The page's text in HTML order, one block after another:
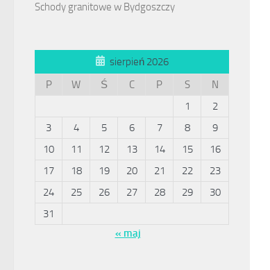
Schody granitowe w Bydgoszczy
sierpień 2026
P
W Ś C P S
N
1
2
3
4 5 6 7 8
9
10
11 12 13 14 15
16
17
18 19 20 21 22
23
24
25 26 27 28 29
30
31
« maj